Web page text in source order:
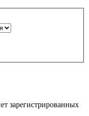
зарегистрированных